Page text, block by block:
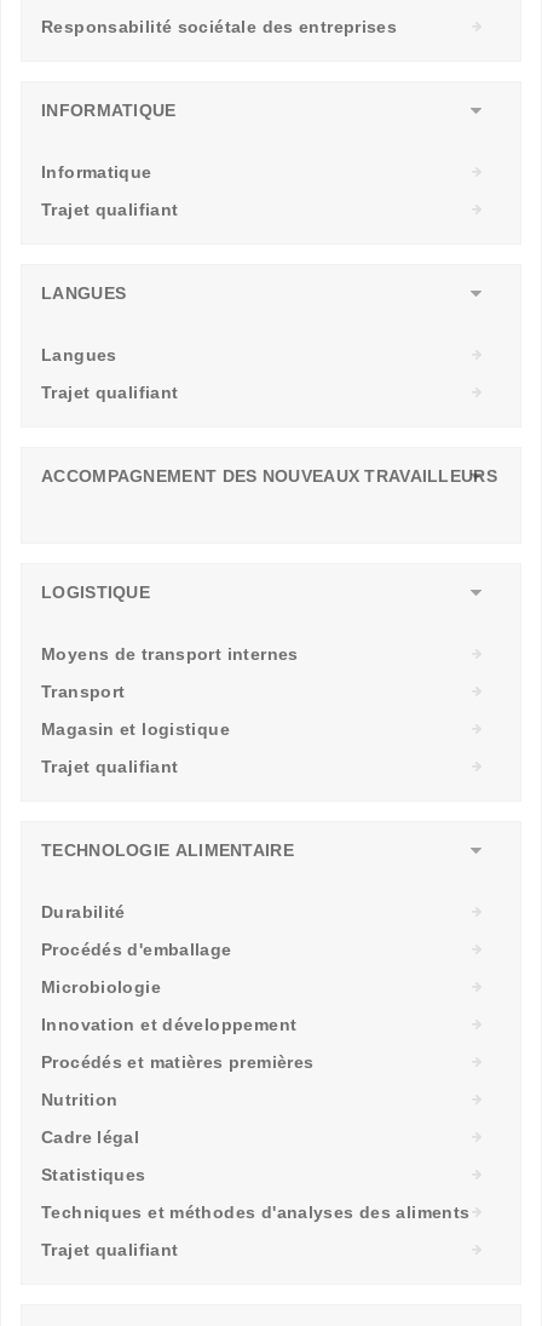
Responsabilité sociétale des entreprises
INFORMATIQUE
Informatique
Trajet qualifiant
LANGUES
Langues
Trajet qualifiant
ACCOMPAGNEMENT DES NOUVEAUX TRAVAILLEURS
LOGISTIQUE
Moyens de transport internes
Transport
Magasin et logistique
Trajet qualifiant
TECHNOLOGIE ALIMENTAIRE
Durabilité
Procédés d'emballage
Microbiologie
Innovation et développement
Procédés et matières premières
Nutrition
Cadre légal
Statistiques
Techniques et méthodes d'analyses des aliments
Trajet qualifiant